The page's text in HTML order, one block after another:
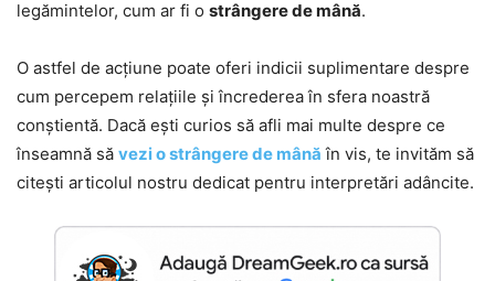
legămintelor, cum ar fi o strângere de mână.
O astfel de acțiune poate oferi indicii suplimentare despre
cum percepem relațiile și încrederea în sfera noastră
conștientă. Dacă ești curios să afli mai multe despre ce
înseamnă să vezi o strângere de mână în vis, te invităm să
citești articolul nostru dedicat pentru interpretări adâncite.